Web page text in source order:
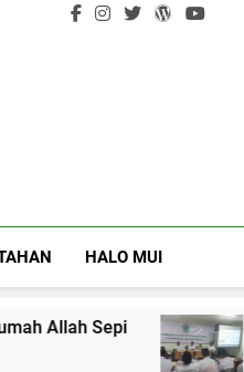
HALO MUI
Perkuat
Juli 15, 2026